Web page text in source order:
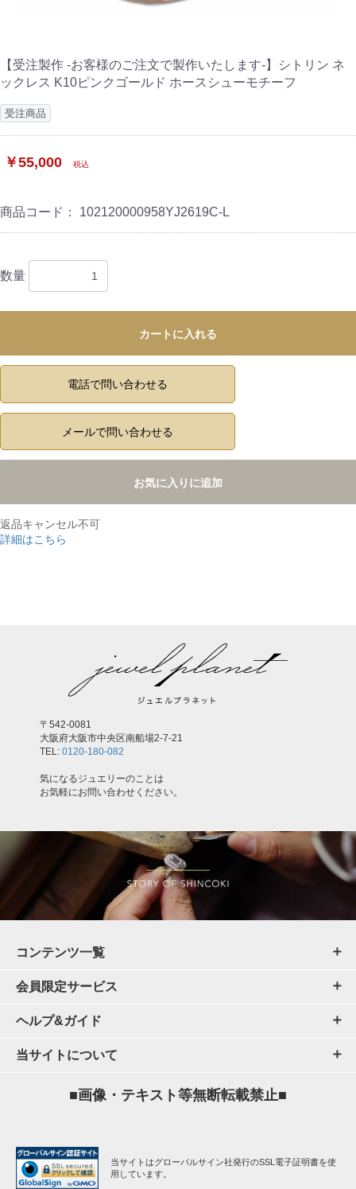
【受注製作 -お客様のご注文で製作いたします-】シトリン ネ
ックレス K10ピンクゴールド ホースシューモチーフ
受注商品
￥55,000 税込
商品コード： 102120000958YJ2619C-L
数量
カートに入れる
電話で問い合わせる
メールで問い合わせる
お気に入りに追加
返品キャンセル不可
詳細はこちら
〒542-0081
大阪府大阪市中央区南船場2-7-21
TEL: 0120-180-082
気になるジュエリーのことは
お気軽にお問い合わせください。
コンテンツ一覧
会員限定サービス
ヘルプ&ガイド
当サイトについて
■画像・テキスト等無断転載禁止■
当サイトはグローバルサイン社発行のSSL電子証明書を使
用しています。